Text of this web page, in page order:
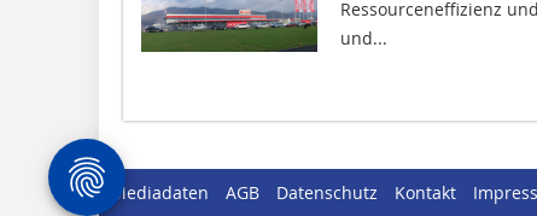
Ressourceneffizienz
und...
Mediadaten AGB Datenschutz Kontakt